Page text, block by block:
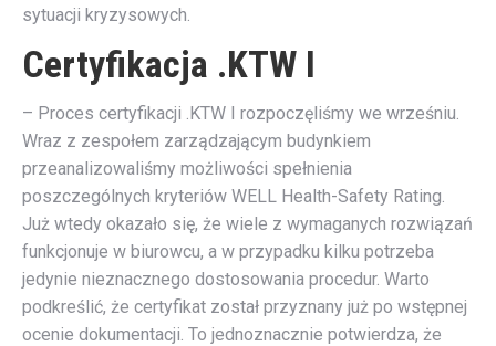
sytuacji kryzysowych.
Certyfikacja .KTW I
– Proces certyfikacji .KTW I rozpoczęliśmy we wrześniu.
Wraz z zespołem zarządzającym budynkiem
przeanalizowaliśmy możliwości spełnienia
poszczególnych kryteriów WELL Health-Safety Rating.
Już wtedy okazało się, że wiele z wymaganych rozwiązań
funkcjonuje w biurowcu, a w przypadku kilku potrzeba
jedynie nieznacznego dostosowania procedur. Warto
podkreślić, że certyfikat został przyznany już po wstępnej
ocenie dokumentacji. To jednoznacznie potwierdza, że